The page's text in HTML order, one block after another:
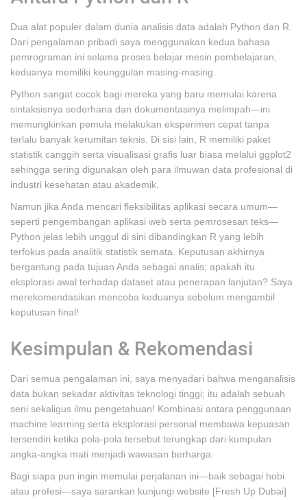
Dua alat populer dalam dunia analisis data adalah Python dan R.
Dari pengalaman pribadi saya menggunakan kedua bahasa
pemrograman ini selama proses belajar mesin pembelajaran,
keduanya memiliki keunggulan masing-masing.
Python sangat cocok bagi mereka yang baru memulai karena
sintaksisnya sederhana dan dokumentasinya melimpah—ini
memungkinkan pemula melakukan eksperimen cepat tanpa
terlalu banyak kerumitan teknis. Di sisi lain, R memiliki paket
statistik canggih serta visualisasi grafis luar biasa melalui ggplot2
sehingga sering digunakan oleh para ilmuwan data profesional di
industri kesehatan atau akademik.
Namun jika Anda mencari fleksibilitas aplikasi secara umum—
seperti pengembangan aplikasi web serta pemrosesan teks—
Python jelas lebih unggul di sini dibandingkan R yang lebih
terfokus pada analitik statistik semata. Keputusan akhirnya
bergantung pada tujuan Anda sebagai analis; apakah itu
eksplorasi awal terhadap dataset atau penerapan lanjutan? Saya
merekomendasikan mencoba keduanya sebelum mengambil
keputusan final!
Kesimpulan & Rekomendasi
Dari semua pengalaman ini, saya menyadari bahwa menganalisis
data bukan sekadar aktivitas teknologi tinggi; itu adalah sebuah
seni sekaligus ilmu pengetahuan! Kombinasi antara penggunaan
machine learning serta eksplorasi personal membawa kepuasan
tersendiri ketika pola-pola tersebut terungkap dari kumpulan
angka-angka mati menjadi wawasan berharga.
Bagi siapa pun ingin memulai perjalanan ini—baik sebagai hobi
atau profesi—saya sarankan kunjungi website [Fresh Up Dubai]